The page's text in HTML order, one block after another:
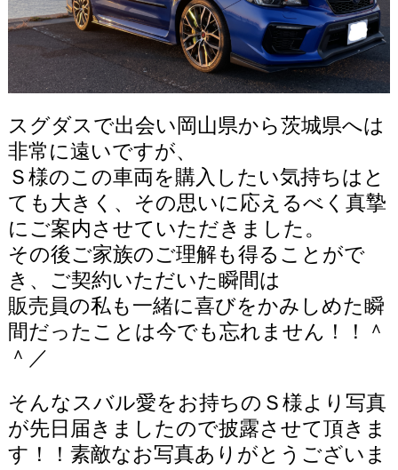
スグダスで出会い岡山県から茨城県へは
非常に遠いですが、
Ｓ様のこの車両を購入したい気持ちはと
ても大きく、その思いに応えるべく真摯
にご案内させていただきました。
その後ご家族のご理解も得ることがで
き、ご契約いただいた瞬間は
販売員の私も一緒に喜びをかみしめた瞬
間だったことは今でも忘れません！！＾
＾／
そんなスバル愛をお持ちのＳ様より写真
が先日届きましたので披露させて頂きま
す！！素敵なお写真ありがとうございま